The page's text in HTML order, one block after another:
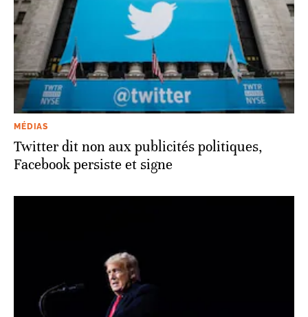
MÉDIAS
Twitter dit non aux publicités politiques,
Facebook persiste et signe